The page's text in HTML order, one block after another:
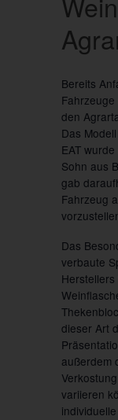
Bereits
den
Das
EAT
Sohn aus
gab
Fahrzeug
Das
verbaute
dieser Art
außerdem
variieren